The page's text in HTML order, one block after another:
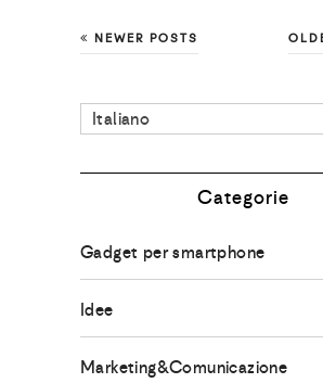
NEWER POSTS
Italiano
Categorie
Gadget per smartphone
Idee
Marketing&Comunicazione